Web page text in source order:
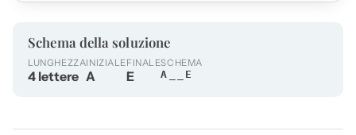
Schema della soluzione
LUNGHEZZA
4 lettere
INIZIALE
A
FINALE
E
SCHEMA
A__E